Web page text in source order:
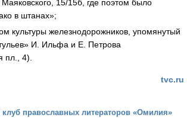
15/15б, где поэтом было
в штанах»;
культуры железнодорожников, упомянутый
И. Ильфа и Е. Петрова
пл., 4).
tvc.ru
православных литераторов «Омилия»